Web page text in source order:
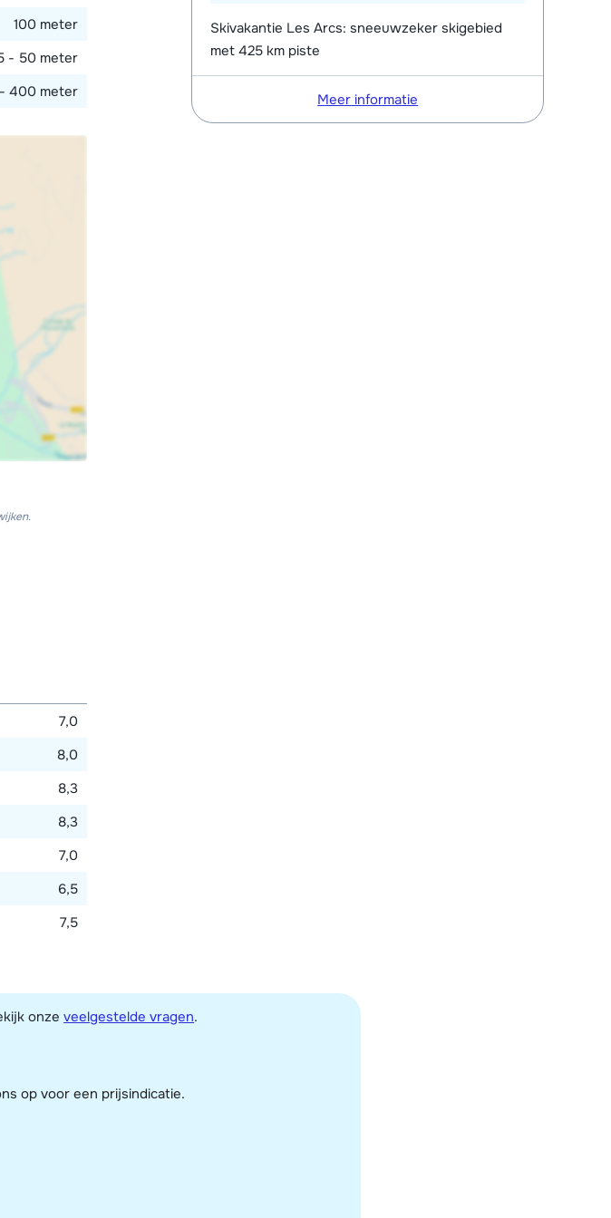
heerlijke
100 meter
- 50 meter
400 meter
7,0
8,0
8,3
8,3
7,0
6,5
7,5
onzeveelgestelde vragen.
op voor een prijsindicatie.
Skivakantie Les Arcs: sneeuwzeker skigebied
met 425 km piste
Meer informatie